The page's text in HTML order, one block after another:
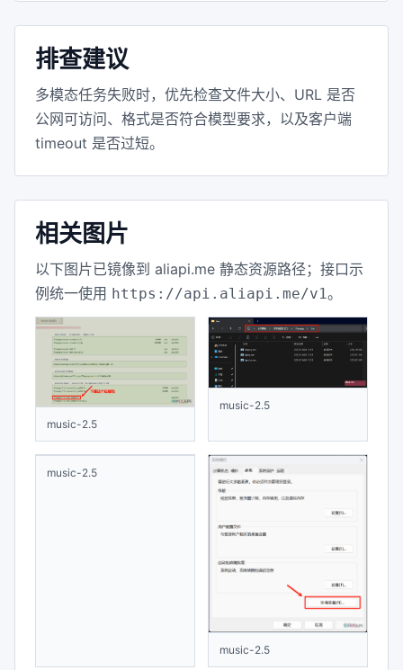
排查建议
多模态任务失败时，优先检查文件大小、URL 是否
公网可访问、格式是否符合模型要求，以及客户端
timeout 是否过短。
相关图片
以下图片已镜像到 aliapi.me 静态资源路径；接口示
例统一使用 https://api.aliapi.me/v1。
music-2.5
music-2.5
music-2.5